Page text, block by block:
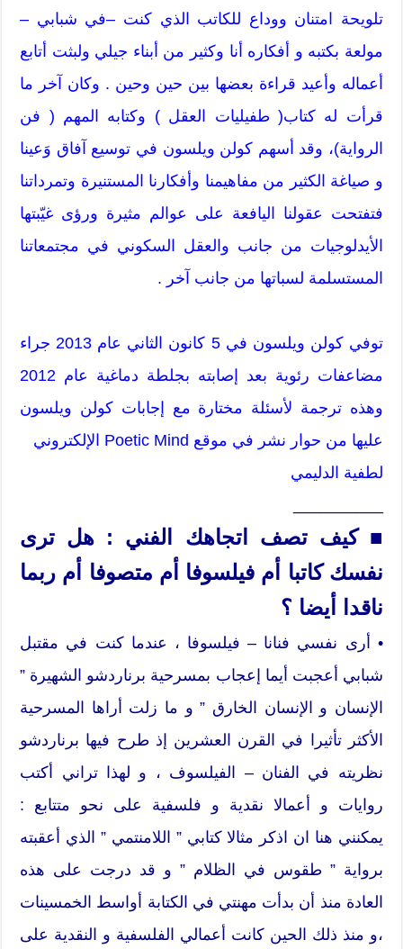
تلويحة امتنان ووداع للكاتب الذي كنت –في شبابي –
مولعة بكتبه و أفكاره أنا وكثير من أبناء جيلي ولبثت أتابع
أعماله وأعيد قراءة بعضها بين حين وحين . وكان آخر ما
قرأت له كتاب( طفيليات العقل ) وكتابه المهم ( فن
الرواية)، وقد أسهم كولن ويلسون في توسيع آفاق وَعينا
و صياغة الكثير من مفاهيمنا وأفكارنا المستنيرة وتمرداتنا
فتفتحت عقولنا اليافعة على عوالم مثيرة ورؤى غيّبتها
الأيدلوجيات من جانب والعقل السكوني في مجتمعاتنا
المستسلمة لسباتها من جانب آخر .
توفي كولن ويلسون في 5 كانون الثاني عام 2013 جراء
مضاعفات رئوية بعد إصابته بجلطة دماغية عام 2012
وهذه ترجمة لأسئلة مختارة مع إجابات كولن ويلسون
عليها من حوار نشر في موقع Poetic Mind الإلكتروني
لطفية الدليمي
■ كيف تصف اتجاهك الفني : هل ترى
نفسك كاتبا أم فيلسوفا أم متصوفا أم ربما
ناقدا أيضا ؟
• أرى نفسي فنانا – فيلسوفا ، عندما كنت في مقتبل
شبابي أعجبت أيما إعجاب بمسرحية برناردشو الشهيرة ”
الإنسان و الإنسان الخارق ” و ما زلت أراها المسرحية
الأكثر تأثيرا في القرن العشرين إذ طرح فيها برناردشو
نظريته في الفنان – الفيلسوف ، و لهذا تراني أكتب
روايات و أعمالا نقدية و فلسفية على نحو متتابع :
يمكنني هنا ان اذكر مثالا كتابي ” اللامنتمي ” الذي أعقبته
برواية ” طقوس في الظلام ” و قد درجت على هذه
العادة منذ أن بدأت مهنتي في الكتابة أواسط الخمسينات
،و منذ ذلك الحين كانت أعمالي الفلسفية و النقدية على